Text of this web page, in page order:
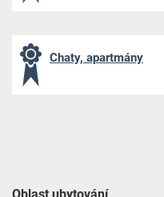
Chaty, apartmány